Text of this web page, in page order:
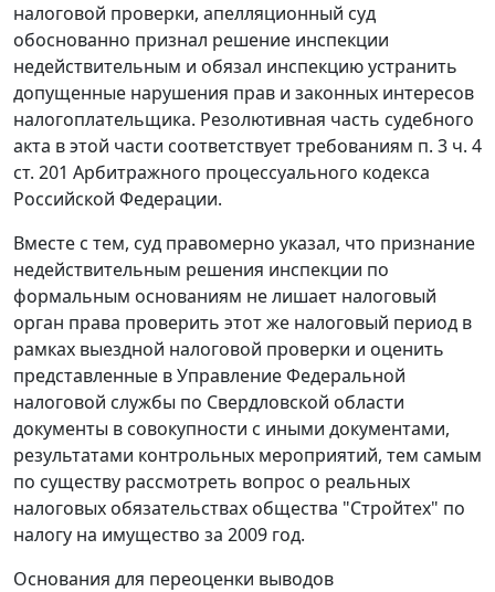
налоговой проверки, апелляционный суд
обоснованно признал решение инспекции
недействительным и обязал инспекцию устранить
допущенные нарушения прав и законных интересов
налогоплательщика. Резолютивная часть судебного
акта в этой части соответствует требованиям п. 3 ч. 4
ст. 201 Арбитражного процессуального кодекса
Российской Федерации.
Вместе с тем, суд правомерно указал, что признание
недействительным решения инспекции по
формальным основаниям не лишает налоговый
орган права проверить этот же налоговый период в
рамках выездной налоговой проверки и оценить
представленные в Управление Федеральной
налоговой службы по Свердловской области
документы в совокупности с иными документами,
результатами контрольных мероприятий, тем самым
по существу рассмотреть вопрос о реальных
налоговых обязательствах общества "Стройтех" по
налогу на имущество за 2009 год.
Основания для переоценки выводов